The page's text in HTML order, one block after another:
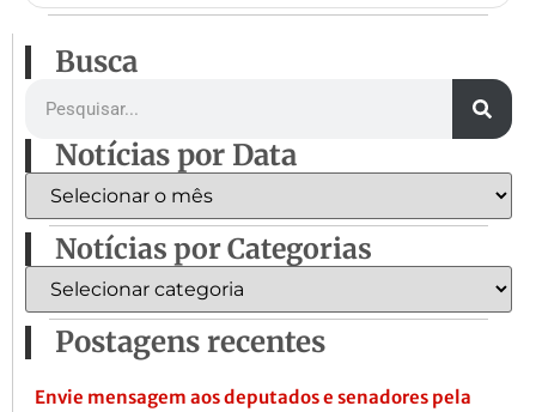
Busca
Notícias por Data
Notícias por Categorias
Postagens recentes
Envie mensagem aos deputados e senadores pela